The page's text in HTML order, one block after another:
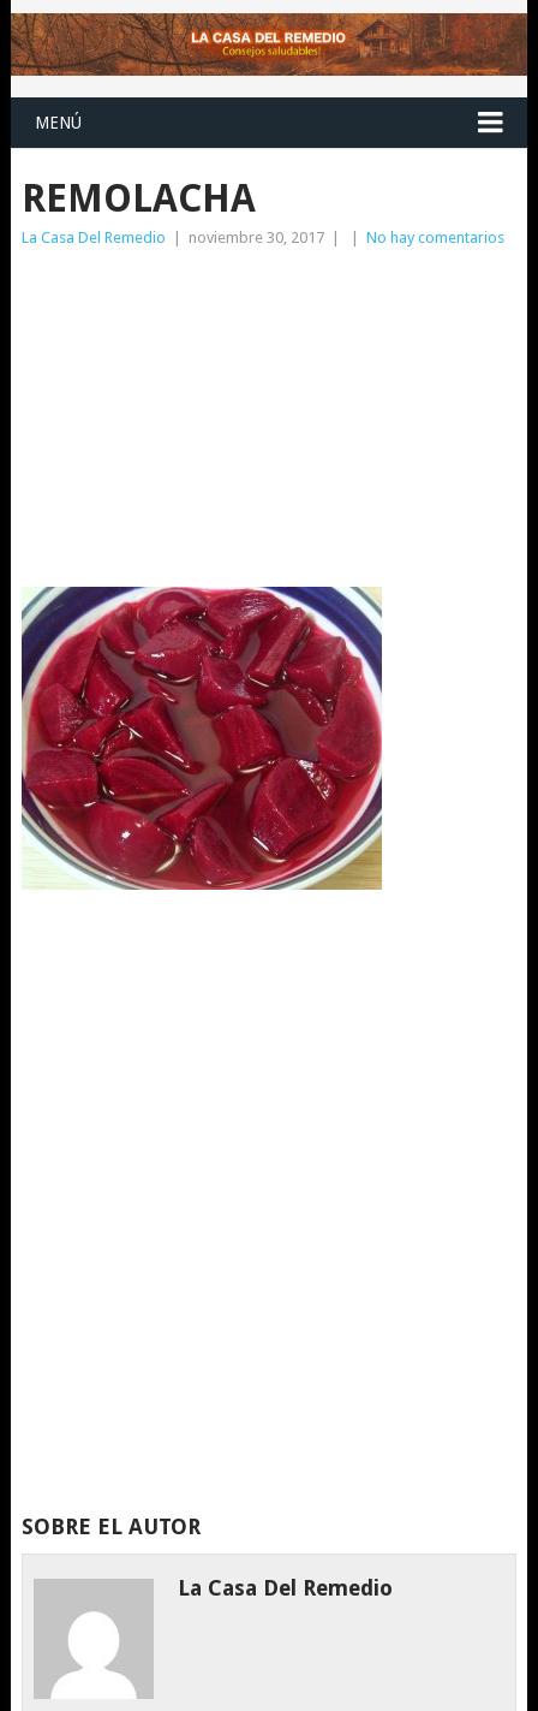
MENÚ
REMOLACHA
La Casa Del Remedio noviembre 30, 2017 No hay comentarios
SOBRE EL AUTOR
La Casa Del Remedio